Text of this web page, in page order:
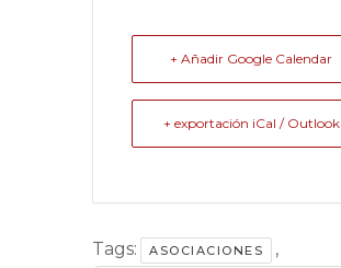
+ Añadir Google Calendar
+ exportación iCal / Outlook
Tags: ASOCIACIONES ,